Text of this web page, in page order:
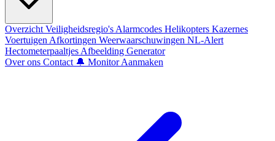
Overzicht Veiligheidsregio's Alarmcodes Helikopters Kazernes
Voertuigen Afkortingen Weerwaarschuwingen NL-Alert
Hectometerpaaltjes Afbeelding Generator
Over ons Contact 🔔 Monitor Aanmaken